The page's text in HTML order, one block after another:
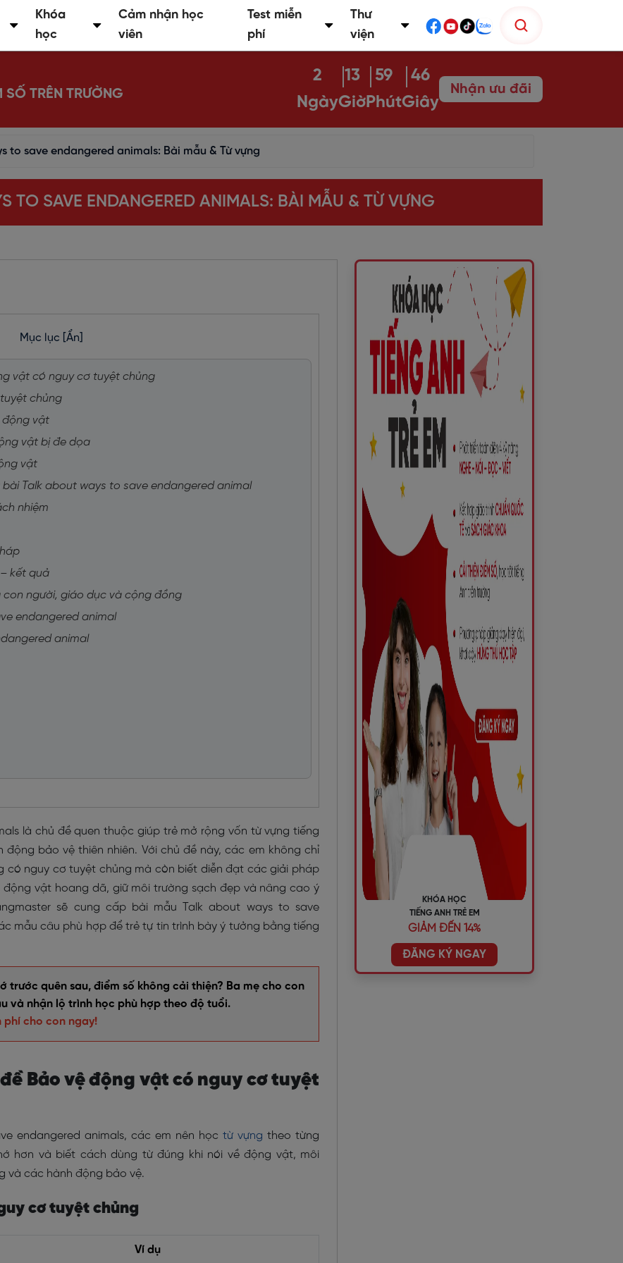
Khóa
học
Cảm nhận học
viên
Test miễn
phí
Thư
viện
TRÊN TRƯỜNG
2
Ngày
13
Giờ
59
Phút
45
Giây
Nhận ưu đãi
to save endangered animals: Bài mẫu & Từ vựng
TO SAVE ENDANGERED ANIMALS: BÀI MẪU & TỪ VỰNG
Mục lục [Ẩn]
vật có nguy cơ tuyệt chủng
tuyệt chủng
động vật
vật bị đe dọa
vật
Talk about ways to save endangered animal
nhiệm
kết quả
con người, giáo dục và cộng đồng
endangered animal
animal
là chủ đề quen thuộc giúp trẻ mở rộng vốn từ vựng tiếng
bảo vệ thiên nhiên. Với chủ đề này, các em không chỉ
có nguy cơ tuyệt chủng mà còn biết diễn đạt các giải pháp
vật hoang dã, giữ môi trường sạch đẹp và nâng cao ý
sẽ cung cấp bài mẫu Talk about ways to save
mẫu câu phù hợp để trẻ tự tin trình bày ý tưởng bằng tiếng
trước quên sau, điểm số không cải thiện? Ba mẹ cho con
và nhận lộ trình học phù hợp theo độ tuổi.
phí cho con ngay!
Bảo vệ động vật có nguy cơ tuyệt
endangered animals, các em nên học từ vựng theo từng
hơn và biết cách dùng từ đúng khi nói về động vật, môi
và các hành động bảo vệ.
cơ tuyệt chủng
Ví dụ
KHÓA HỌC
TIẾNG ANH TRẺ EM
GIẢM ĐẾN 14%
ĐĂNG KÝ NGAY